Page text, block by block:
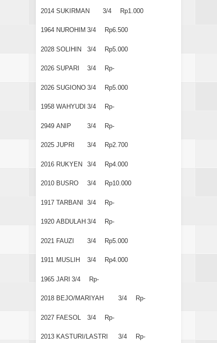
2014 SUKIRMAN 3/4 Rp1.000
1964 NUROHIM 3/4 Rp6.500
2028 SOLIHIN 3/4 Rp5.000
2026 SUPARI 3/4 Rp-
2026 SUGIONO 3/4 Rp5.000
1958 WAHYUDI 3/4 Rp-
2949 ANIP 3/4 Rp-
2025 JUPRI 3/4 Rp2.700
2016 RUKYEN 3/4 Rp4.000
2010 BUSRO 3/4 Rp10.000
1917 TARBANI 3/4 Rp-
1920 ABDULAH 3/4 Rp-
2021 FAUZI 3/4 Rp5.000
1911 MUSLIH 3/4 Rp4.000
1965 JARI 3/4 Rp-
2018 BEJO/MARIYAH 3/4 Rp-
2027 FAESOL 3/4 Rp-
2013 KASTURI/LASTRI 3/4 Rp-